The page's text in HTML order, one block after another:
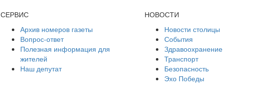
СЕРВИС
Архив номеров газеты
Вопрос-ответ
Полезная информация для
жителей
Наш депутат
НОВОСТИ
Новости столицы
События
Здравоохранение
Транспорт
Безопасность
Эхо Победы